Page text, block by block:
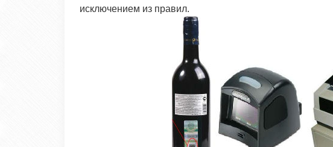
исключением из правил.